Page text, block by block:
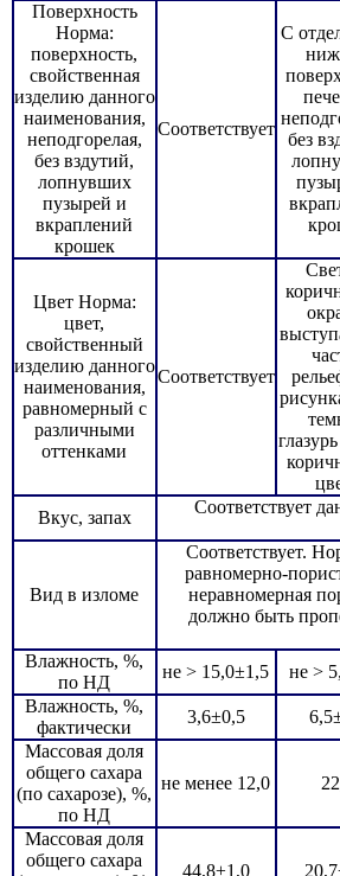
Поверхность
Норма:
поверхность,
свойственная
изделию данного
наименования,
неподгорелая,
без вздутий,
лопнувших
пузырей и
вкраплений
крошек
Соответствует
С
без
Цвет Норма:
цвет,
свойственный
изделию данного
наименования,
равномерный с
различными
оттенками
Соответствует
Вкус, запах
Соответствует
Вид в изломе
Соответствует.
равномерно-
неравномерная
должно быть
Влажность, %,
по НД
не > 15,0±1,5 не >
Влажность, %,
фактически
3,6±0,5
Массовая доля
общего сахара
(по сахарозе), %,
по НД
не менее 12,0
Массовая доля
общего сахара
44,8±1,0